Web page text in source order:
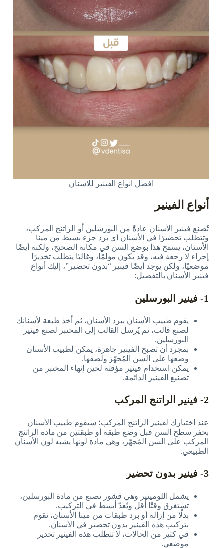
افضل انواع الفينير للاسنان
أنواع الفينير
تُصنع فينير الأسنان عادةً من البورسلين أو الراتنج المركب،
وتتطلب تحضيرًا في الأسنان أي برد جزء بسيط من مينا
الأسنان، يسمح هذا بوضع السن في مكانه الصحيح، ولكنه أيضًا
إجراء لا رجعة فيه، وقد يكون مؤلمًا، وغالبًا يتطلب تخديرًا
موضعيًا، ولكن يوجد أيضًا فينير “بدون تحضير”، إليك أنواع
فينير الأسنان بالتفصيل:
1- فينير البورسلين
يقوم طبيب الأسنان ببرد الأسنان، ثم أخذ طبعة لأسنانك
لصنع قالب، ثم يُرسل القالب إلى المختبر لصنع فينير
البورسلين.
بمجرد أن تصبح الفينير جاهزة، يمكن لطبيب الأسنان
وضعها على السن المُجهّز ولصقها.
يمكن استخدام فينير مؤقتة لحين إنهاء المختبر من
تصنيع الفينير الدائمة.
2- فينير الراتنج المركب
عند اختيارك لفينير الراتنج المركب؛ سيقوم طبيب الأسنان
بحفر سطح السن قبل وضع طبقة أو طبقتين من مادة الراتنج
المركب على السن المُجهّز، وهي مادة لونها يشبه لون الأسنان
الطبيعي.
3- فينير بدون تحضير
يشمل اللومينير وهي قشور تصنع من مادة البورسلين،
تستغرق وقتًا أقل وتُعدّ أبسط في التركيب.
بدلًا من إزالة أو برد طبقات من مينا الأسنان، نقوم
بتركيب هذه الفينير بدون تحضير في الأسنان.
في كثير من الحالات، لا تتطلب هذه الفينير تخدير
موضعي.